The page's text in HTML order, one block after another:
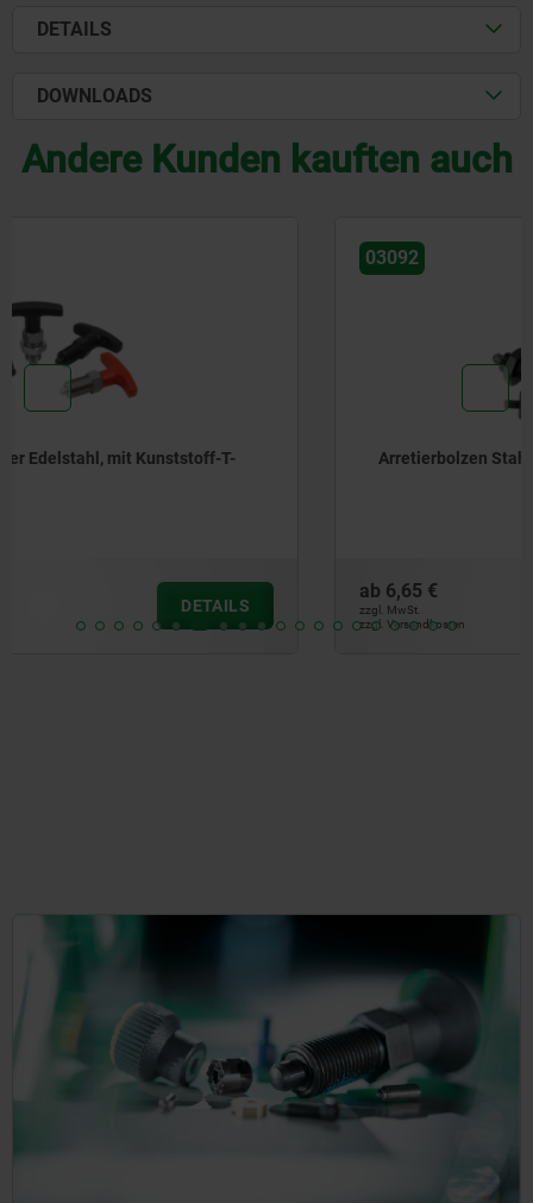
DETAILS
DOWNLOADS
Andere Kunden kauften auch
Arretierbolzen Stahl oder Edelstahl, mit Gewindezapfen
zzgl. Versandkosten
DETAILS